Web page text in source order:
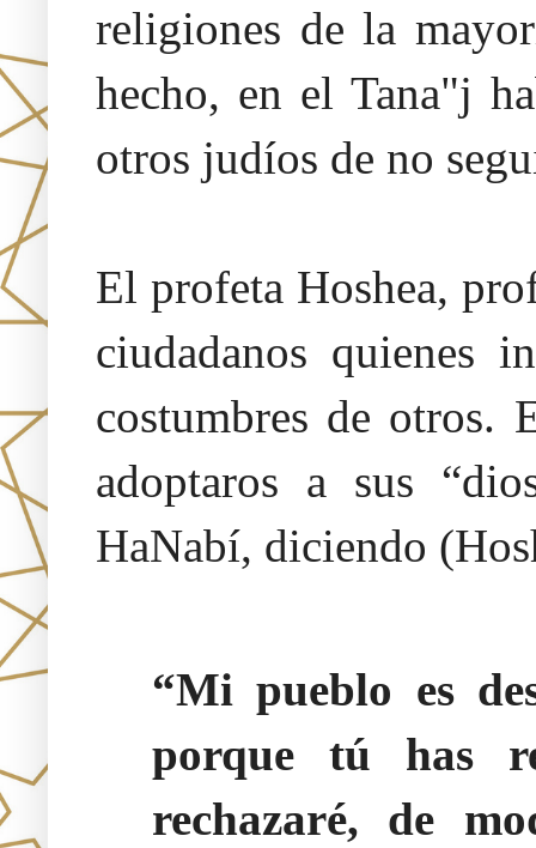
religiones de la
hecho, en el Tana"j
otros judíos de no
El profeta Hoshea,
ciudadanos quienes
costumbres de otros.
adoptaros a sus
HaNabí, diciendo
“Mi pueblo es
porque tú has
rechazaré, de